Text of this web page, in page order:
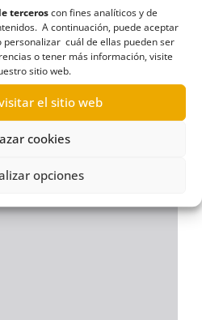
terceroscon fines analíticos y de
A continuación, puede aceptar
cuál de ellas pueden ser
o tener más información, visite
sitio web.
el sitio web
cookies
opciones